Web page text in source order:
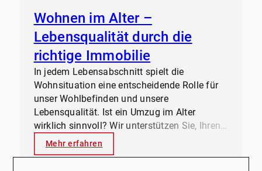
Wohnen im Alter –
Lebensqualität durch die
richtige Immobilie
In jedem Lebensabschnitt spielt die
Wohnsituation eine entscheidende Rolle für
unser Wohlbefinden und unsere
Lebensqualität. Ist ein Umzug im Alter
wirklich sinnvoll? Wir unterstützen Sie, Ihren
zweiten Lebensabschnitt komfortabel und
selbstbestimmt zu gestalten.
Mehr erfahren